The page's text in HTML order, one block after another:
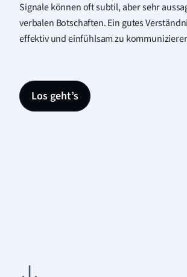
Signale können oft subtil, aber sehr
verbalen Botschaften. Ein gutes
effektiv und einfühlsam zu
Los geht’s